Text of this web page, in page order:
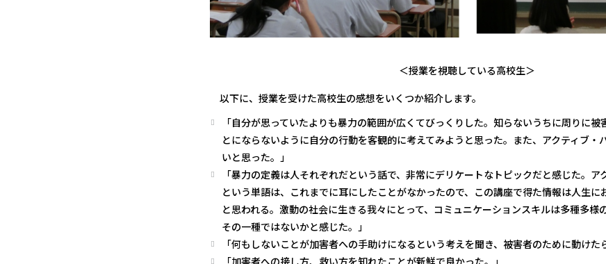
＜授業を視聴している高校生＞
以下に、授業を受けた高校生の感想をいくつか紹介します。
「自分が思っていたよりも暴力の範囲が広くてびっくりした。知らないうちに周りに被
とにならないように自分の行動を客観的に考えてみようと思った。また、アクティブ・
いと思った。」
「暴力の定義は人それぞれだという話で、非常にデリケートなトピックだと感じた。ア
という単語は、これまでに耳にしたことがなかったので、この講座で得た情報は人生に
と思われる。激動の社会に生きる我々にとって、コミュニケーションスキルは多種多様
その一種ではないかと感じた。」
「何もしないことが加害者への手助けになるという考えを聞き、被害者のために動けた